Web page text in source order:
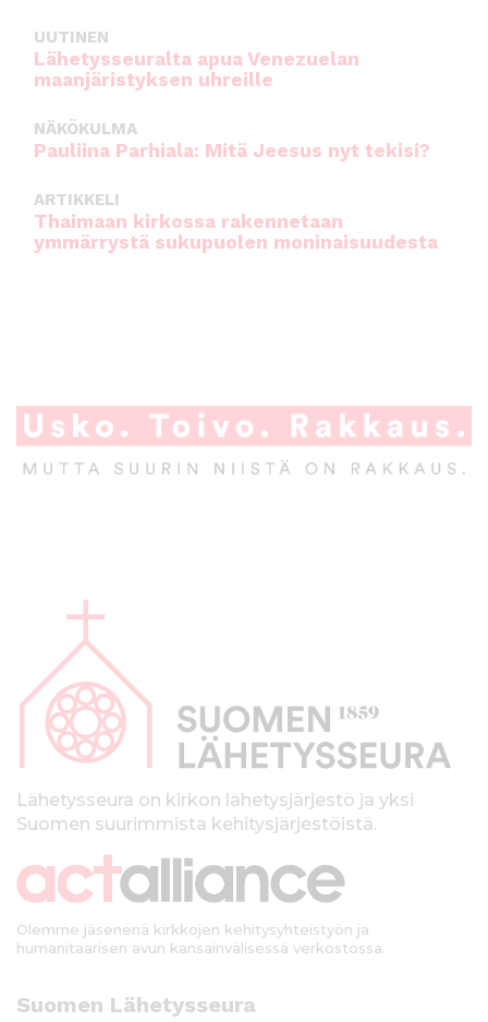
UUTINEN
Lähetysseuralta apua Venezuelan
maanjäristyksen uhreille
NÄKÖKULMA
Pauliina Parhiala: Mitä Jeesus nyt tekisi?
ARTIKKELI
Thaimaan kirkossa rakennetaan
ymmärrystä sukupuolen moninaisuudesta
p
kLähetysseura on kirkon lähetysjärjestö ja yksi
Suomen suurimmista kehitysjärjestöistä.
Olemme jäsenenä kirkkojen kehitysyhteistyön ja
humanitaarisen avun kansainvälisessä verkostossa.
Suomen Lähetysseura